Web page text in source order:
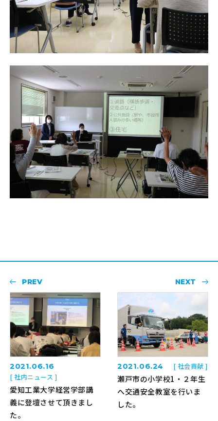
PREV
2021.06.16
[ 社内ニュース ]
愛知工業大学経営学部講
義に登壇させて頂きまし
た。
NEXT
2021.06.24 [ 社会貢献 ]
瀬戸市の小学校1・２年生
へ交通安全教室を行いま
した。